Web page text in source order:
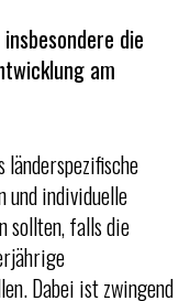
die
am
länderspezifische
und individuelle
sollten, falls die
Dabei ist zwingend